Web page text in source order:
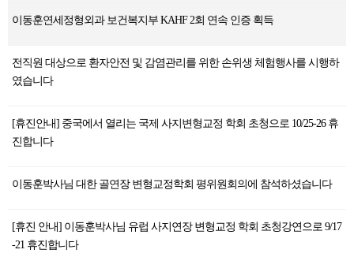
이동훈연세정형외과 보건복지부 KAHF 2회 연속 인증 획득
전직원 대상으로 환자안전 및 감염관리를 위한 손위생 체험행사를 시행하
였습니다
[휴진안내] 중국에서 열리는 국제 사지변형교정 학회 초청으로 10/25-26 휴
진합니다
이동훈박사님 대한 골연장 변형교정학회 평위원회의에 참석하셨습니다
[휴진 안내] 이동훈박사님 유럽 사지연장 변형교정 학회 초청강연으로 9/17
-21 휴진합니다